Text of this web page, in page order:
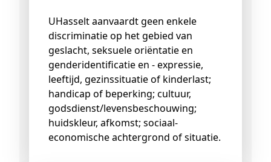
UHasselt aanvaardt geen enkele
discriminatie op het gebied van
geslacht, seksuele oriëntatie en
genderidentificatie en - expressie,
leeftijd, gezinssituatie of kinderlast;
handicap of beperking; cultuur,
godsdienst/levensbeschouwing;
huidskleur, afkomst; sociaal-
economische achtergrond of situatie.